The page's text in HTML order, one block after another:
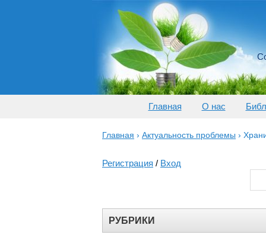
Главная О нас
Главная › Актуальность проблемы ›
Регистрация / Вход
РУБРИКИ